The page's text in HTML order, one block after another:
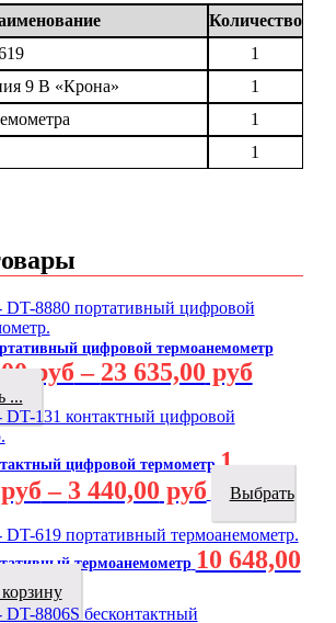
Количество
1
9 В «Крона»
1
1
1
цифровой термоанемометр
руб – 23 635,00 руб
...
цифровой термометр 1
руб – 3 440,00 руб
Выбрать
термоанемометр 10 648,00